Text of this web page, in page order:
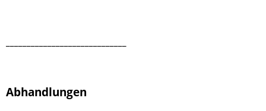
Abhandlungen